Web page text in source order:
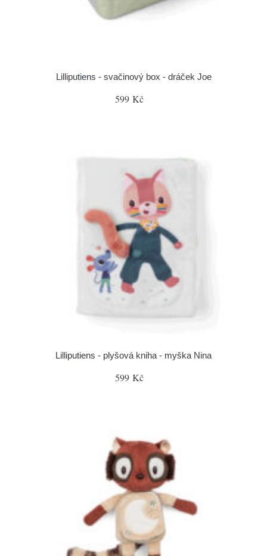
Lilliputiens - svačinový box - dráček Joe
599 Kč
Lilliputiens - plyšová kniha - myška Nina
599 Kč